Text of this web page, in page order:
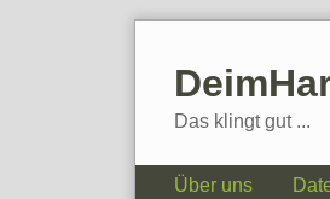
Das klingt gut ...
Navigation
Über uns